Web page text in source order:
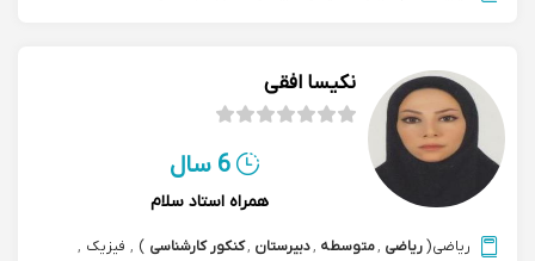
نکیسا افقی
6 سال
همراه استاد سلام
ریاضی(ریاضی ,متوسطه ,دبیرستان ,کنکور کارشناسی )
, فیزیک ,